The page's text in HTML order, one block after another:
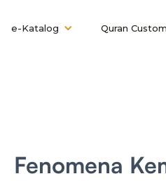
e-Katalog Quran Custom
Fenomena